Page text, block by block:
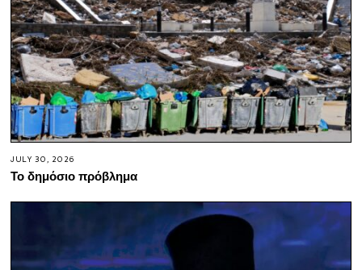
JULY 30, 2026
Το δημόσιο πρόβλημα